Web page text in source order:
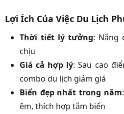
Lợi Ích Của Việc Du Lịch
Thời tiết lý tưởng: Nắng
chịu
Giá cả hợp lý: Sau cao
combo du lịch giảm giá
Biển đẹp nhất trong năm
êm, thích hợp tắm biển